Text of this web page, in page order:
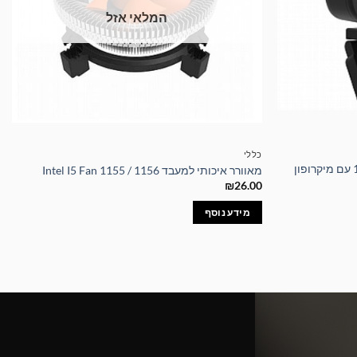
מצלמת רשת למקבוק 1080P Full HD עם מיקרופון
המלאי אזל
כללי
מאוורר איכותי למעבד Intel I5 Fan 1155 / 1156
₪26.00
מידע נוסף